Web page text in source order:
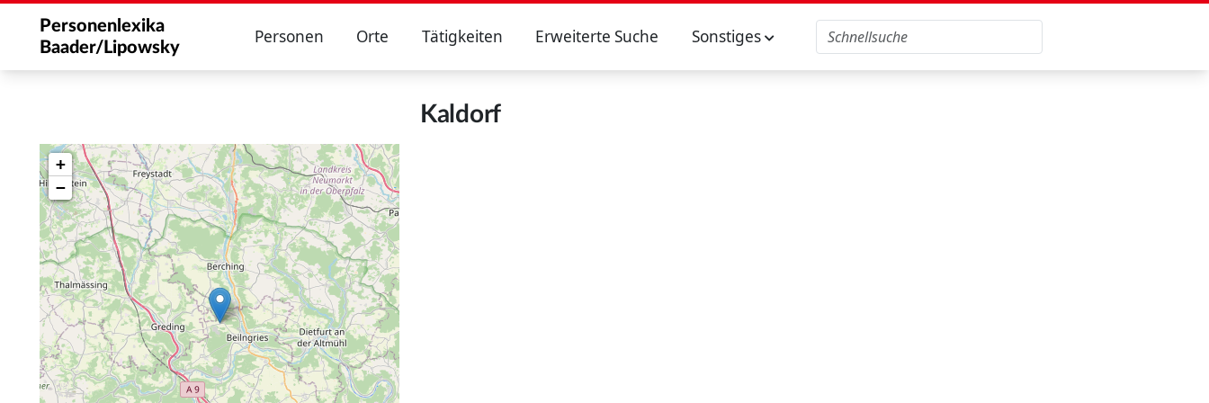
Personenlexika
Baader/Lipowsky
Personen Orte Tätigkeiten Erweiterte Suche Sonstiges
Kaldorf
+
−